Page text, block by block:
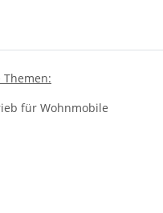
für Wohnmobile